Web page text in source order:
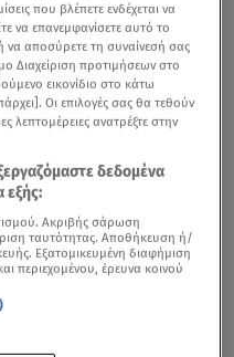
που βλέπετε ενδέχεται να
να επανεμφανίσετε αυτό το
να αποσύρετε τη συναίνεσή σας
Διαχείριση προτιμήσεων στο
εικονίδιο στο κάτω
Οι επιλογές σας θα τεθούν
λεπτομέρειες ανατρέξτε στην
δεδομένα
εξής:
Ακριβής σάρωση
ταυτότητας. Αποθήκευση ή/
Εξατομικευμένη διαφήμιση
περιεχομένου, έρευνα κοινού